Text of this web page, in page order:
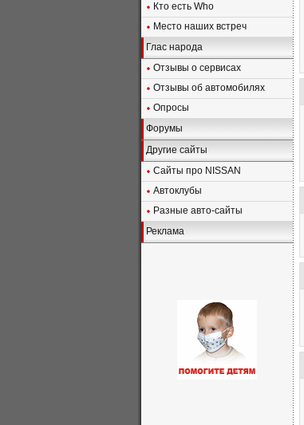
Кто есть Who
Место наших встреч
Глас народа
Отзывы о сервисах
Отзывы об автомобилях
Опросы
Форумы
Другие сайты
Сайты про NISSAN
Автоклубы
Разные авто-сайты
Реклама